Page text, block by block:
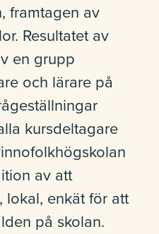
framtagen av
Resultatet av
en grupp
och lärare på
kursdeltagare
av att
lokal, enkät för att
på skolan.